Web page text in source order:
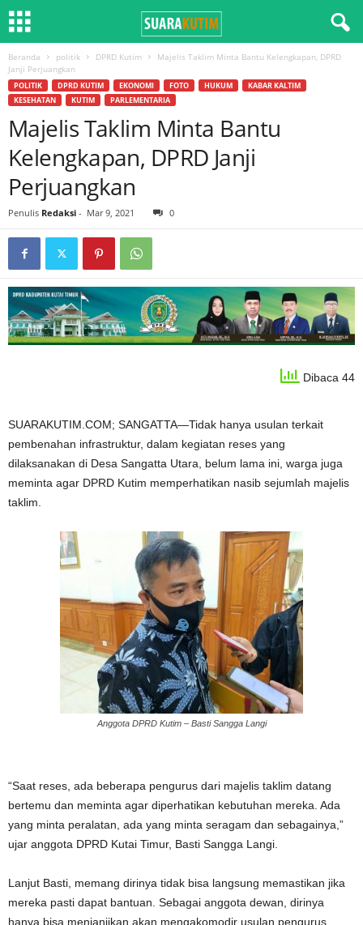
Beranda politik DPRD Kutim
Majelis Taklim Minta Bantu Kelengkapan, DPRD
Janji Perjuangkan
POLITIK DPRD KUTIM EKONOMI FOTO HUKUM
KABAR KALTIM
KESEHATAN
KUTIM PARLEMENTARIA
Majelis Taklim Minta Bantu
Kelengkapan, DPRD Janji
Perjuangkan
Penulis Redaksi - Mar 9, 2021 0
Dibaca 44
SUARAKUTIM.COM; SANGATTA—Tidak hanya usulan terkait
pembenahan infrastruktur, dalam kegiatan reses yang
dilaksanakan di Desa Sangatta Utara, belum lama ini, warga juga
meminta agar DPRD Kutim memperhatikan nasib sejumlah majelis
taklim.
Anggota DPRD Kutim – Basti Sangga Langi
“Saat reses, ada beberapa pengurus dari majelis taklim datang
bertemu dan meminta agar diperhatikan kebutuhan mereka. Ada
yang minta peralatan, ada yang minta seragam dan sebagainya,”
ujar anggota DPRD Kutai Timur, Basti Sangga Langi.
Lanjut Basti, memang dirinya tidak bisa langsung memastikan jika
mereka pasti dapat bantuan. Sebagai anggota dewan, dirinya
hanya bisa menjanjikan akan mengakomodir usulan pengurus